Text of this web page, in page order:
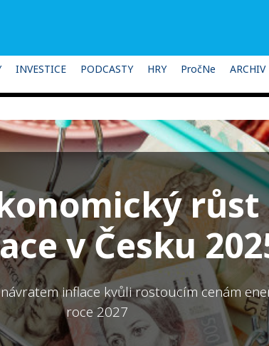
INVESTICE PODCASTY HRY PročNe ARCHIV
růst
v Česku
inflace kvůli rostoucím cenám
roce 2027